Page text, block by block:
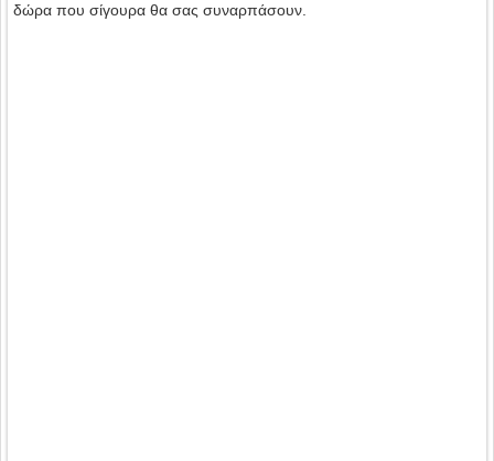
δώρα που σίγουρα θα σας συναρπάσουν.